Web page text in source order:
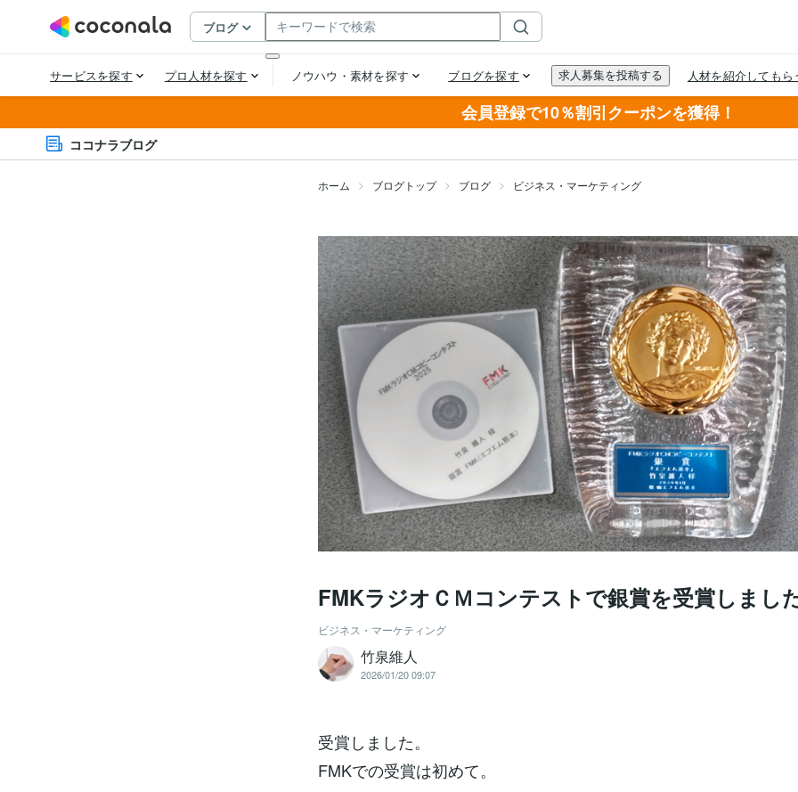
会員登録で10％割引クーポンを獲得！
ココナラブログ
ホーム ブログトップ ブログ ビジネス・マーケティング
FMKラジオＣＭコンテストで銀賞を受賞しまし
ビジネス・マーケティング
竹泉維人
2026/01/20 09:07
受賞しました。
FMKでの受賞は初めて。